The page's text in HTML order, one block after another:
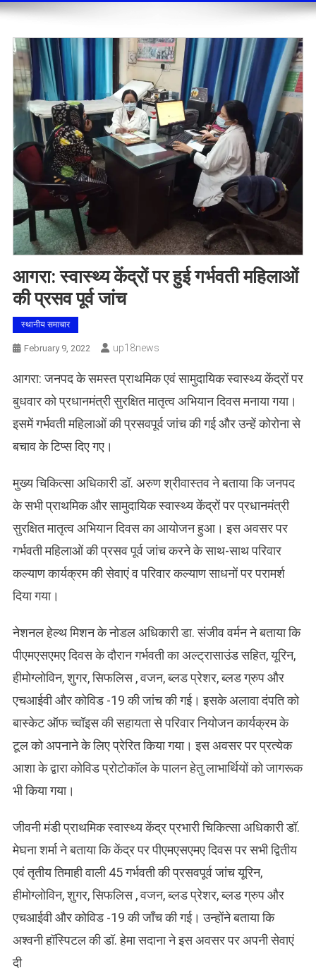
आगरा: स्वास्थ्य केंद्रों पर हुई गर्भवती महिलाओं
की प्रसव पूर्व जांच
स्थानीय समाचार
February 9, 2022 Up18news
आगरा: जनपद के समस्त प्राथमिक एवं सामुदायिक स्वास्थ्य केंद्रों पर
बुधवार को प्रधानमंत्री सुरक्षित मातृत्व अभियान दिवस मनाया गया।
इसमें गर्भवती महिलाओं की प्रसवपूर्व जांच की गई और उन्हें कोरोना से
बचाव के टिप्स दिए गए।
मुख्य चिकित्सा अधिकारी डॉ. अरुण श्रीवास्तव ने बताया कि जनपद
के सभी प्राथमिक और सामुदायिक स्वास्थ्य केंद्रों पर प्रधानमंत्री
सुरक्षित मातृत्व अभियान दिवस का आयोजन हुआ। इस अवसर पर
गर्भवती महिलाओं की प्रसव पूर्व जांच करने के साथ-साथ परिवार
कल्याण कार्यक्रम की सेवाएं व परिवार कल्याण साधनों पर परामर्श
दिया गया।
नेशनल हेल्थ मिशन के नोडल अधिकारी डा. संजीव वर्मन ने बताया कि
पीएमएसएमए दिवस के दौरान गर्भवती का अल्ट्रासाउंड सहित, यूरिन,
हीमोग्लोविन, शुगर, सिफलिस , वजन, ब्लड प्रेशर, ब्लड ग्रुप और
एचआईवी और कोविड -19 की जांच की गई। इसके अलावा दंपति को
बास्केट ऑफ च्वॉइस की सहायता से परिवार नियोजन कार्यक्रम के
टूल को अपनाने के लिए प्रेरित किया गया। इस अवसर पर प्रत्येक
आशा के द्वारा कोविड प्रोटोकॉल के पालन हेतु लाभार्थियों को जागरूक
भी किया गया।
जीवनी मंडी प्राथमिक स्वास्थ्य केंद्र प्रभारी चिकित्सा अधिकारी डॉ.
मेघना शर्मा ने बताया कि केंद्र पर पीएमएसएमए दिवस पर सभी द्वितीय
एवं तृतीय तिमाही वाली 45 गर्भवती की प्रसवपूर्व जांच यूरिन,
हीमोग्लोविन, शुगर, सिफलिस , वजन, ब्लड प्रेशर, ब्लड ग्रुप और
एचआईवी और कोविड -19 की जाँच की गई। उन्होंने बताया कि
अश्वनी हॉस्पिटल की डॉ. हेमा सदाना ने इस अवसर पर अपनी सेवाएं
दी